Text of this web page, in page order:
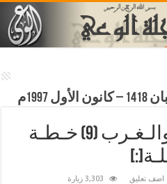
1997م
[:ar]المسـلمـون والـغـرب (9) خـطـة
اضف تعليق 3,303 زيارة